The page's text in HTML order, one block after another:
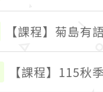
【課程】菊島有
【課程】115秋